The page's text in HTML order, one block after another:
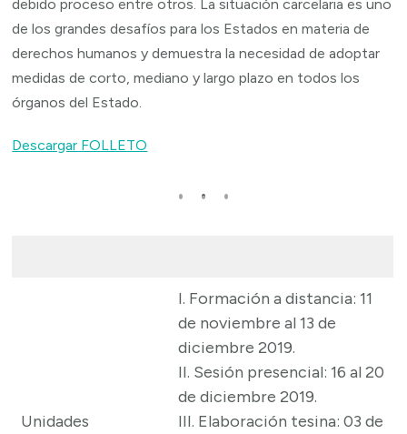
debido proceso entre otros. La situación carcelaria es uno
de los grandes desafíos para los Estados en materia de
derechos humanos y demuestra la necesidad de adoptar
medidas de corto, mediano y largo plazo en todos los
órganos del Estado.
Descargar FOLLETO
Unidades
I. Formación a distancia: 11
de noviembre al 13 de
diciembre 2019.
II. Sesión presencial: 16 al 20
de diciembre 2019.
III. Elaboración tesina: 03 de